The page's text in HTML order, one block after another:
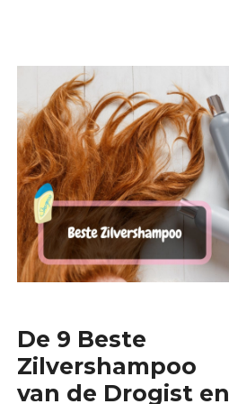
De 9 Beste
Zilvershampoo
van de Drogist en